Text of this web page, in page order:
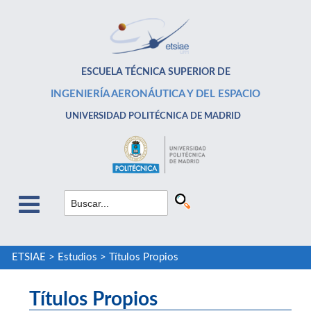
ESCUELA TÉCNICA SUPERIOR DE
INGENIERÍA AERONÁUTICA Y DEL ESPACIO
UNIVERSIDAD POLITÉCNICA DE MADRID
ETSIAE > Estudios > Títulos Propios
Títulos Propios